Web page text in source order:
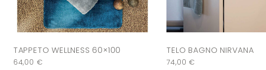
TAPPETO WELLNESS 60×100
64,00 €
TELO BAGNO NIRVANA
74,00€